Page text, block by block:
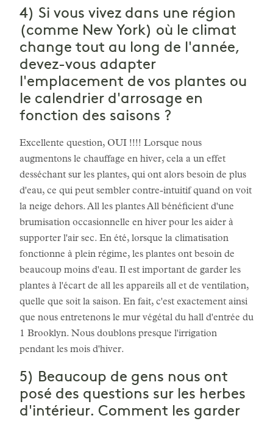
4) Si vous vivez dans une région
(comme New York) où le climat
change tout au long de l'année,
devez-vous adapter
l'emplacement de vos plantes ou
le calendrier d'arrosage en
fonction des saisons ?
Excellente question, OUI !!!! Lorsque nous
augmentons le chauffage en hiver, cela a un effet
desséchant sur les plantes, qui ont alors besoin de plus
d'eau, ce qui peut sembler contre-intuitif quand on voit
la neige dehors. All les plantes All bénéficient d'une
brumisation occasionnelle en hiver pour les aider à
supporter l'air sec. En été, lorsque la climatisation
fonctionne à plein régime, les plantes ont besoin de
beaucoup moins d'eau. Il est important de garder les
plantes à l'écart de all les appareils all et de ventilation,
quelle que soit la saison. En fait, c'est exactement ainsi
que nous entretenons le mur végétal du hall d'entrée du
1 Brooklyn. Nous doublons presque l'irrigation
pendant les mois d'hiver.
5) Beaucoup de gens nous ont
posé des questions sur les herbes
d'intérieur. Comment les garder